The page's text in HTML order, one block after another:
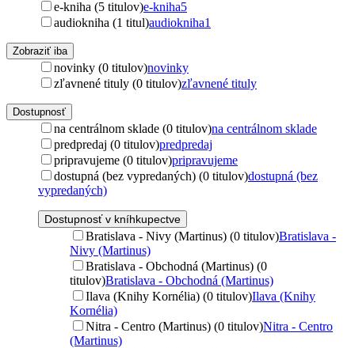
e-kniha (5 titulov)e-kniha5
audiokniha (1 titul)audiokniha1
Zobraziť iba
novinky (0 titulov)novinky
zľavnené tituly (0 titulov)zľavnené tituly
Dostupnosť
na centrálnom sklade (0 titulov)na centrálnom sklade
predpredaj (0 titulov)predpredaj
pripravujeme (0 titulov)pripravujeme
dostupná (bez vypredaných) (0 titulov)dostupná (bez
vypredaných)
Dostupnosť v kníhkupectve
Bratislava - Nivy (Martinus) (0 titulov)Bratislava -
Nivy (Martinus)
Bratislava - Obchodná (Martinus) (0
titulov)Bratislava - Obchodná (Martinus)
Ilava (Knihy Kornélia) (0 titulov)Ilava (Knihy
Kornélia)
Nitra - Centro (Martinus) (0 titulov)Nitra - Centro
(Martinus)